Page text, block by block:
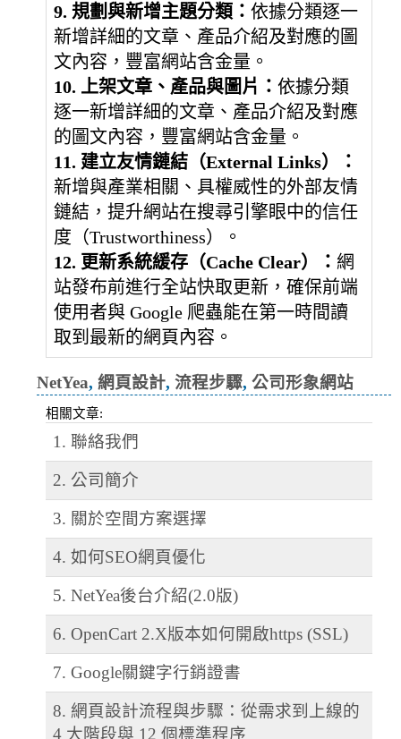
9. 規劃與新增主題分類：依據分類逐一
新增詳細的文章、產品介紹及對應的圖
文內容，豐富網站含金量。
10. 上架文章、產品與圖片：依據分類
逐一新增詳細的文章、產品介紹及對應
的圖文內容，豐富網站含金量。
11. 建立友情鏈結（External Links）：
新增與產業相關、具權威性的外部友情
鏈結，提升網站在搜尋引擎眼中的信任
度（Trustworthiness）。
12. 更新系統緩存（Cache Clear）： 網
站發布前進行全站快取更新，確保前端
使用者與 Google 爬蟲能在第一時間讀
取到最新的網頁內容。
NetYea,網頁設計,流程步驟,公司形象網站
相關文章:
1. 聯絡我們
2. 公司簡介
3. 關於空間方案選擇
4. 如何SEO網頁優化
5. NetYea後台介紹(2.0版)
6. OpenCart 2.X版本如何開啟https (SSL)
7. Google關鍵字行銷證書
8. 網頁設計流程與步驟：從需求到上線的
4 大階段與 12 個標準程序